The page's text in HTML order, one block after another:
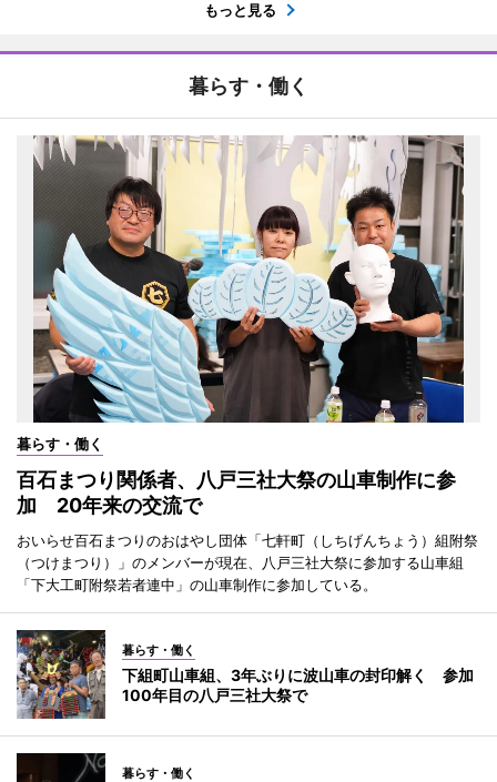
もっと見る
暮らす・働く
暮らす・働く
百石まつり関係者、八戸三社大祭の山車制作に参
加 20年来の交流で
おいらせ百石まつりのおはやし団体「七軒町（しちげんちょう）組附祭
（つけまつり）」のメンバーが現在、八戸三社大祭に参加する山車組
「下大工町附祭若者連中」の山車制作に参加している。
暮らす・働く
下組町山車組、3年ぶりに波山車の封印解く 参加
100年目の八戸三社大祭で
暮らす・働く